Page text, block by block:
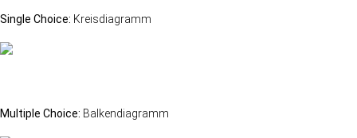
Single Choice: Kreisdiagramm
Multiple Choice: Balkendiagramm